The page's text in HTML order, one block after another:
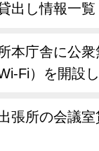
出し情報一覧
本庁舎に公衆
Fi）を開設
張所の会議